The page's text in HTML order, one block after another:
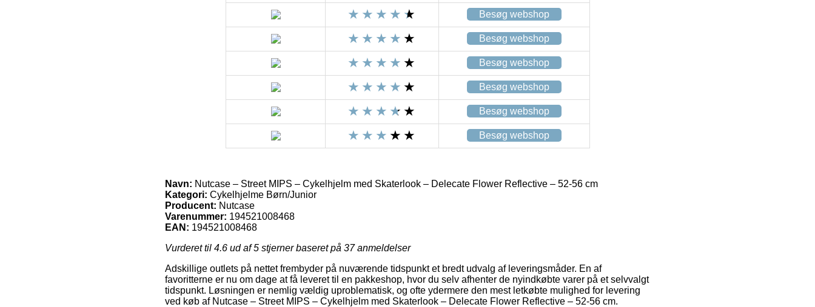
Besøg webshop
Besøg webshop
Besøg webshop
Besøg webshop
Besøg webshop
Besøg webshop
Navn: Nutcase – Street MIPS – Cykelhjelm med Skaterlook – Delecate Flower Reflective – 52-56 cm
Kategori: Cykelhjelme Børn/Junior
Producent: Nutcase
Varenummer: 194521008468
EAN: 194521008468
Vurderet til 4.6 ud af 5 stjerner baseret på 37anmeldelser
Adskillige outlets på nettet frembyder på nuværende tidspunkt et bredt udvalg af leveringsmåder. En af
favoritterne er nu om dage at få leveret til en pakkeshop, hvor du selv afhenter de nyindkøbte varer på et selvvalgt
tidspunkt. Løsningen er nemlig vældig uproblematisk, og ofte ydermere den mest letkøbte mulighed for levering
ved køb af Nutcase – Street MIPS – Cykelhjelm med Skaterlook – Delecate Flower Reflective – 52-56 cm.